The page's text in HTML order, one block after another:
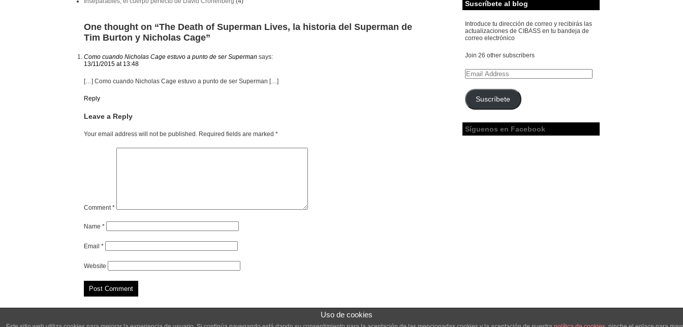
One thought on “The Death of Superman Lives, la historia del Superman de
Tim Burton y Nicholas Cage”
Como cuando Nicholas Cage estuvo a punto de ser Superman says:
13/11/2015 at 13:48
[…] Como cuando Nicholas Cage estuvo a punto de ser Superman […]
Reply
Leave a Reply
Your email address will not be published. Required fields are marked *
Comment*
Name *
Email *
Website
Suscríbete al blog
Introduce tu dirección de correo y recibirás las
actualizaciones de CIBASS en tu bandeja de
correo electrónico
Join 26 other subscribers
Email
Address
Suscríbete
Síguenos en Facebook
Uso de cookies